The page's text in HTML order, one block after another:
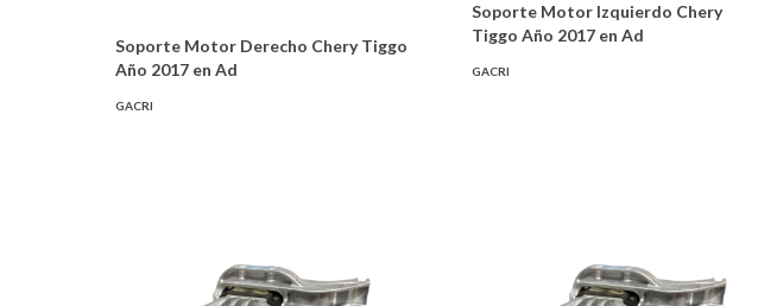
Soporte Motor Derecho Chery Tiggo
Año 2017 en Ad
GACRI
Soporte Motor Izquierdo Chery
Tiggo Año 2017 en Ad
GACRI